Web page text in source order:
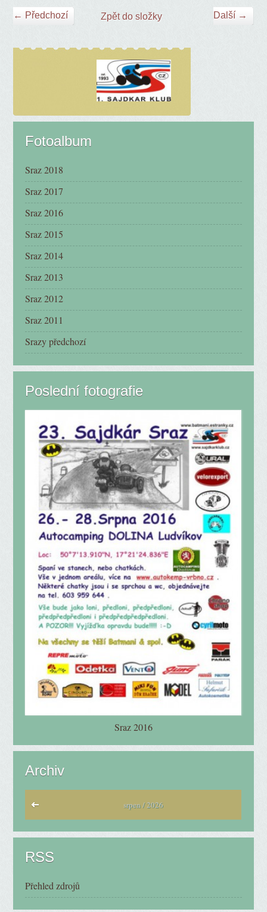
← Předchozí Další →
Zpět do složky
Fotoalbum
Sraz 2018
Sraz 2017
Sraz 2016
Sraz 2015
Sraz 2014
Sraz 2013
Sraz 2012
Sraz 2011
Srazy předchozí
Poslední fotografie
Sraz 2016
Archiv
srpen / 2026
RSS
Přehled zdrojů